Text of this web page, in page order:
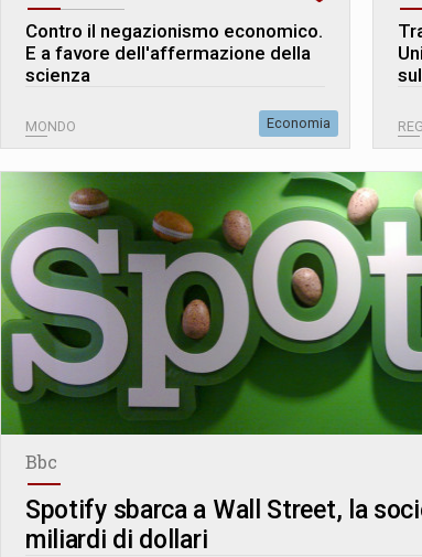
Contro il negazionismo economico.
E a favore dell'affermazione della
scienza
MONDO Economia
Bbc
Spotify sbarca a Wall Street, la
miliardi di dollari